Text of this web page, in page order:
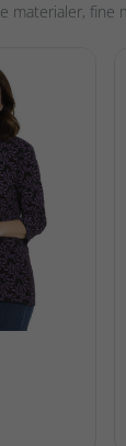
materialer, fine